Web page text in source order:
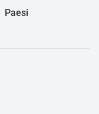
Paesi